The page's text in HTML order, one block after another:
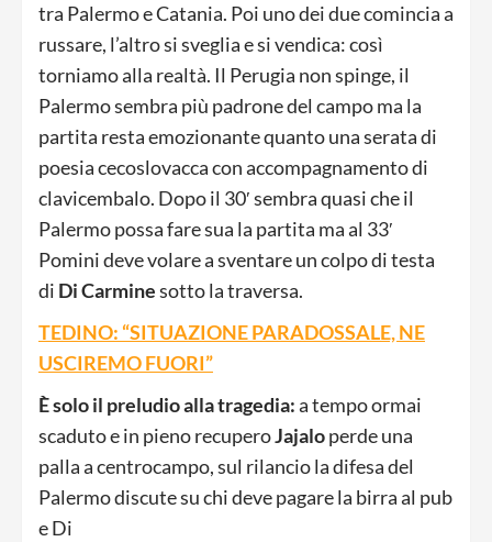
tra Palermo e Catania. Poi uno dei due comincia a
russare, l’altro si sveglia e si vendica: così
torniamo alla realtà. Il Perugia non spinge, il
Palermo sembra più padrone del campo ma la
partita resta emozionante quanto una serata di
poesia cecoslovacca con accompagnamento di
clavicembalo. Dopo il 30′ sembra quasi che il
Palermo possa fare sua la partita ma al 33′
Pomini deve volare a sventare un colpo di testa
di Di Carminesotto la traversa.
TEDINO: “SITUAZIONE PARADOSSALE, NE
USCIREMO FUORI”
È solo il preludio alla tragedia:a tempo ormai
scaduto e in pieno recuperoJajaloperde una
palla a centrocampo, sul rilancio la difesa del
Palermo discute su chi deve pagare la birra al pub
e Di